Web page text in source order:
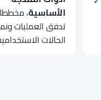
الأساسية،
تدفق العمليات
الحالات